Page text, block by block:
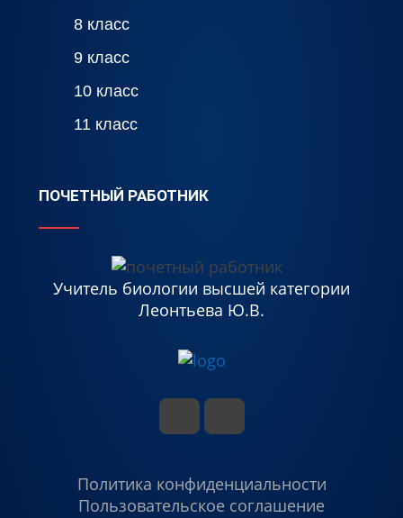
8 класс
9 класс
10 класс
11 класс
ПОЧЕТНЫЙ РАБОТНИК
Учитель биологии высшей категории
Леонтьева Ю.В.
Политика конфиденциальности
Пользовательское соглашение